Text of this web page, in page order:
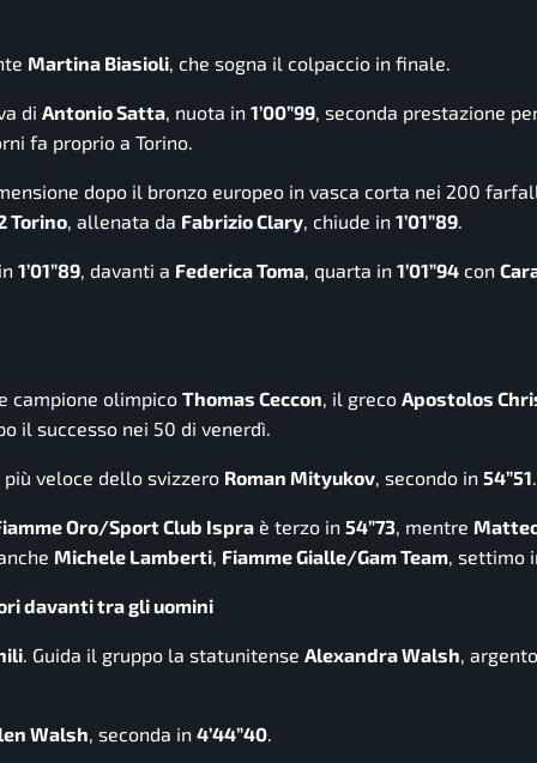
Martina Biasioli , che sogna il colpaccio in finale.
di Antonio Satta , nuota in 1’00”99 , seconda prestazione
fa proprio a Torino.
dopo il bronzo europeo in vasca corta nei 200
Torino , allenata da Fabrizio Clary , chiude in 1’01”89
1’01”89 , davanti a Federica Toma , quarta in 1’01”94 con
campione olimpico Thomas Ceccon , il greco Apostolos
il successo nei 50 di venerdì.
veloce dello svizzero Roman Mityukov , secondo in 54”51
Oro/Sport Club Ispra è terzo in 54”73 , mentre
Michele Lamberti Fiamme Gialle/Gam Team , settimo
davanti tra gli uomini
. Guida il gruppo la statunitense Alexandra Walsh ,
Walsh , seconda in 4’44”40